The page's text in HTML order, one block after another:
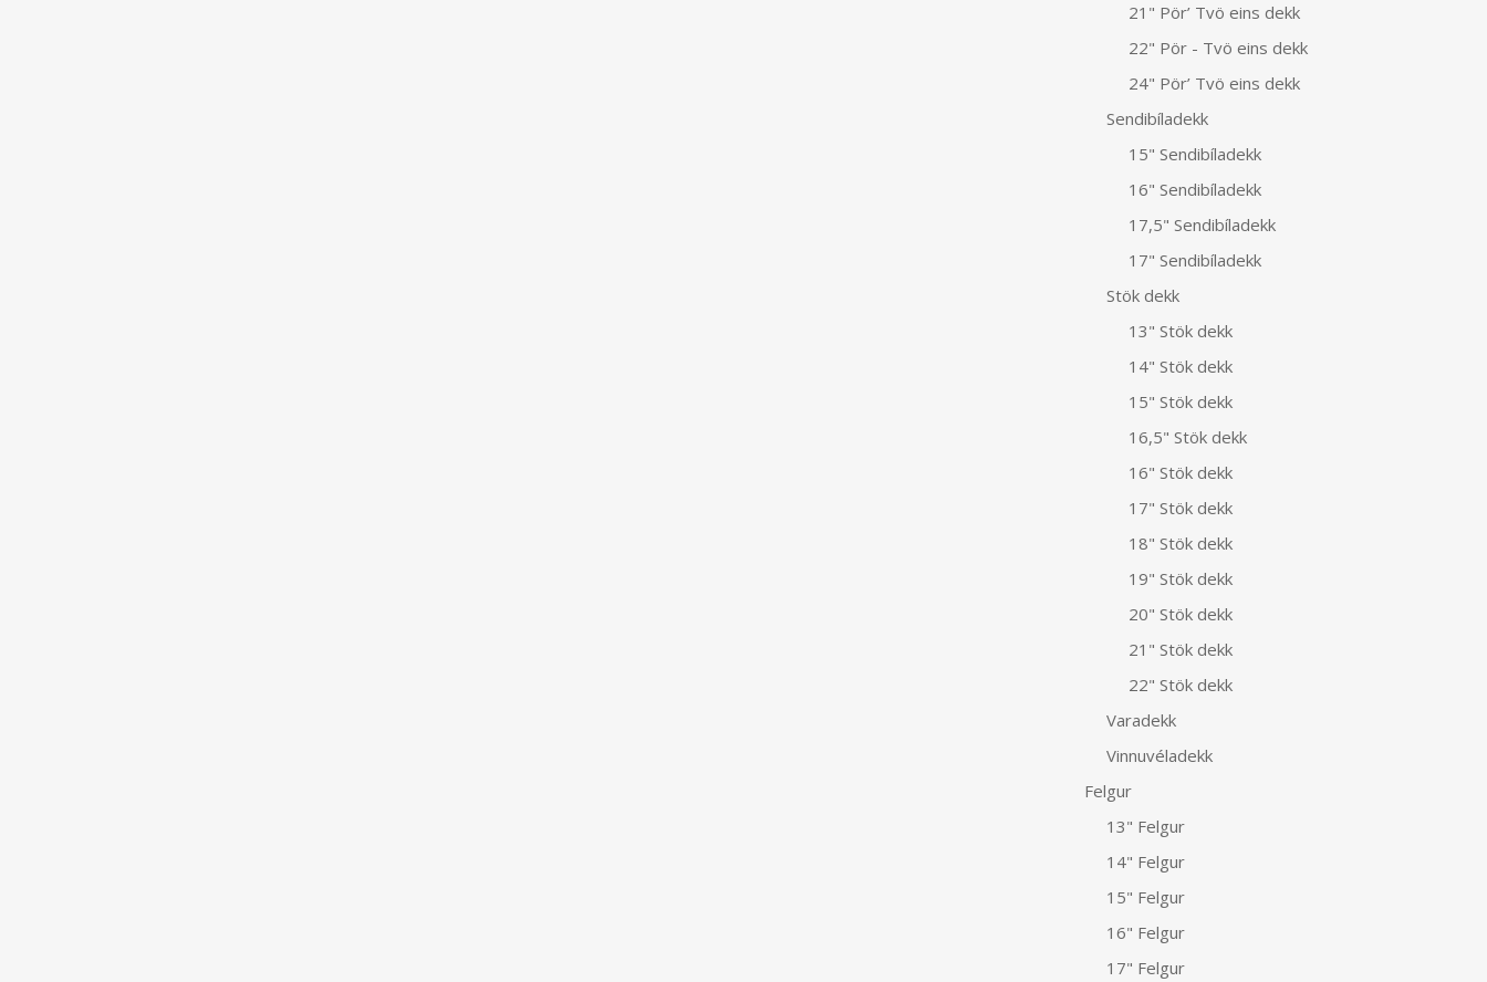
21" Pör’ Tvö eins dekk
22" Pör - Tvö eins dekk
24" Pör’ Tvö eins dekk
Sendibíladekk
15" Sendibíladekk
16" Sendibíladekk
17,5" Sendibíladekk
17" Sendibíladekk
Stök dekk
13" Stök dekk
14" Stök dekk
15" Stök dekk
16,5" Stök dekk
16" Stök dekk
17" Stök dekk
18" Stök dekk
19" Stök dekk
20" Stök dekk
21" Stök dekk
22" Stök dekk
Varadekk
Vinnuvéladekk
Felgur
13" Felgur
14" Felgur
15" Felgur
16" Felgur
17" Felgur